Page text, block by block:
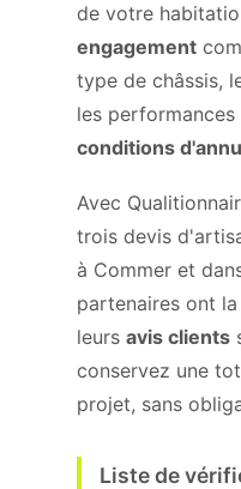
de votre
engagement
type de châssis,
les
conditions
Avec
trois devis
à Commer et
partenaires ont
leurs avis clients
conservez une
projet, sans
Liste de